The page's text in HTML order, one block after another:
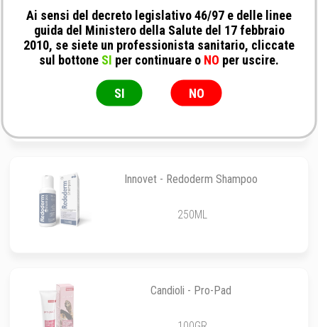
Inodorina - Salviette Refresh al Talco
40 Salviette
Innovet - Redoderm Shampoo
250ML
Candioli - Pro-Pad
Ai sensi del decreto legislativo 46/97 e delle linee
guida del Ministero della Salute del 17 febbraio
2010, se siete un professionista sanitario, cliccate
sul bottone SI per continuare o NO per uscire.
SI NO